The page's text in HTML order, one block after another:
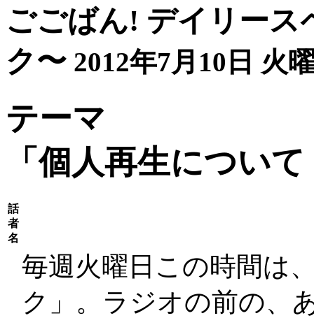
ごごばん! デイリース
ク〜 2012年7月10日 火
テーマ
「個人再生につい
話
者
名
毎週火曜日この時間は
ク」。ラジオの前の、